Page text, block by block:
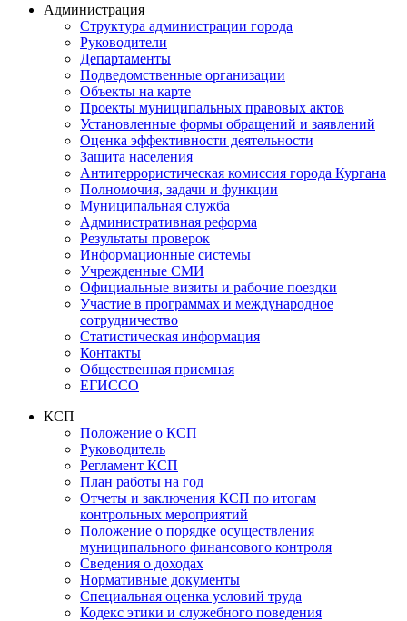
Администрация
Структура администрации города
Руководители
Департаменты
Подведомственные организации
Объекты на карте
Проекты муниципальных правовых актов
Установленные формы обращений и заявлений
Оценка эффективности деятельности
Защита населения
Антитеррористическая комиссия города Кургана
Полномочия, задачи и функции
Муниципальная служба
Административная реформа
Результаты проверок
Информационные системы
Учрежденные СМИ
Официальные визиты и рабочие поездки
Участие в программах и международное
сотрудничество
Статистическая информация
Контакты
Общественная приемная
ЕГИССО
КСП
Положение о КСП
Руководитель
Регламент КСП
План работы на год
Отчеты и заключения КСП по итогам
контрольных мероприятий
Положение о порядке осуществления
муниципального финансового контроля
Сведения о доходах
Нормативные документы
Специальная оценка условий труда
Кодекс этики и служебного поведения